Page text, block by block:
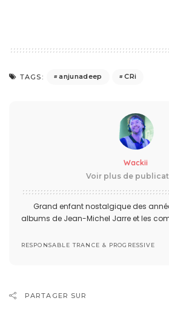
TAGS: anjunadeep CRi
Wackii
Voir plus de
Grand enfant nostalgique des
albums de Jean-Michel Jarre et les
RESPONSABLE TRANCE & PROGRESSIVE
PARTAGER SUR